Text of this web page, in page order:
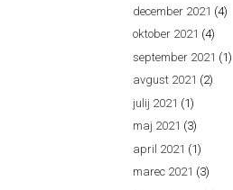
december 2021 (4)
oktober 2021 (4)
september 2021 (1)
avgust 2021 (2)
julij 2021 (1)
maj 2021 (3)
april 2021 (1)
marec 2021 (3)